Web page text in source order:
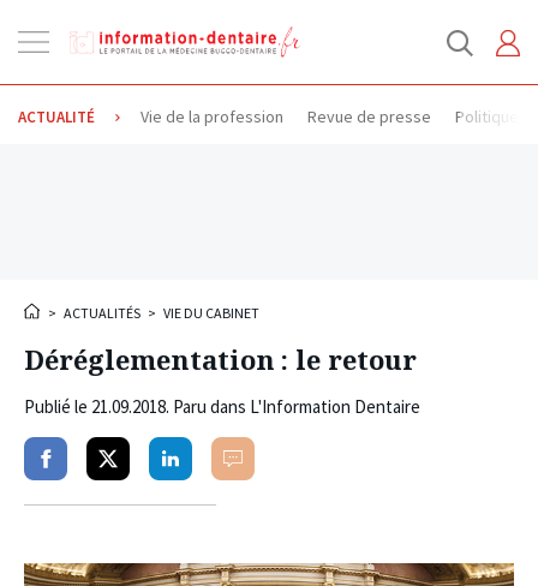
la
navigation
ACTUALITÉ Vie de la profession Revue de presse Politique
> ACTUALITÉS > VIE DU CABINET
Déréglementation : le retour
Publié le 21.09.2018. Paru dans L'Information Dentaire
PartagerPartagerPartagerCommenter